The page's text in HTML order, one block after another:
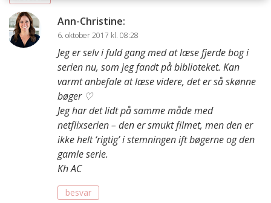
Ann-Christine:
6. oktober 2017 kl. 08:28
Jeg er selv i fuld gang med at læse fjerde bog i
serien nu, som jeg fandt på biblioteket. Kan
varmt anbefale at læse videre, det er så skønne
bøger ♡
Jeg har det lidt på samme måde med
netflixserien – den er smukt filmet, men den er
ikke helt‘rigtig’i stemningen ift bøgerne og den
gamle serie.
Kh AC
besvar